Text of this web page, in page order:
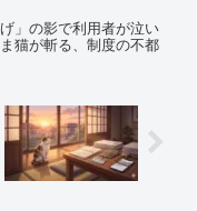
」の影で利用者が泣い
猫が斬る、制度の不都